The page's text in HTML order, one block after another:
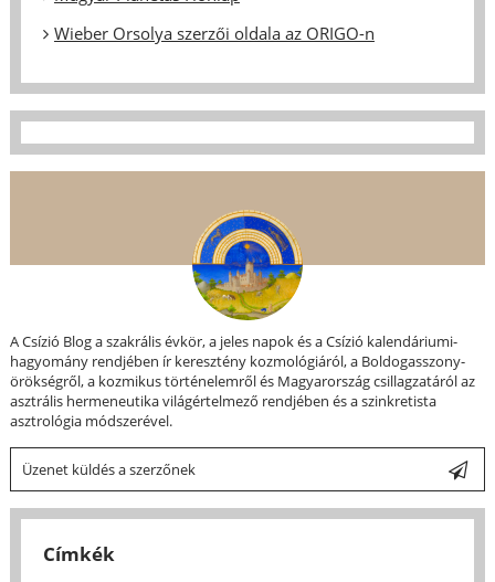
Wieber Orsolya szerzői oldala az ORIGO-n
A Csízió Blog a szakrális évkör, a jeles napok és a Csízió kalendáriumi-
hagyomány rendjében ír keresztény kozmológiáról, a Boldogasszony-
örökségről, a kozmikus történelemről és Magyarország csillagzatáról az
asztrális hermeneutika világértelmező rendjében és a szinkretista
asztrológia módszerével.
Üzenet küldés a szerzőnek
Címkék